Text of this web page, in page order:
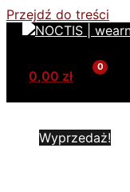
Przejdź do treści
0,00 zł
Wyprzedaż!